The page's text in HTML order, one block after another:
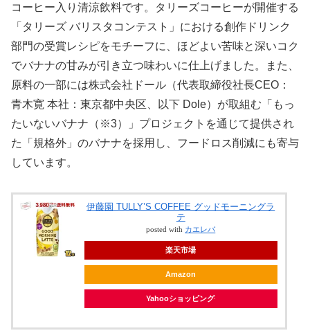
コーヒー入り清涼飲料です。タリーズコーヒーが開催する
「タリーズ バリスタコンテスト」における創作ドリンク
部門の受賞レシピをモチーフに、ほどよい苦味と深いコク
でバナナの甘みが引き立つ味わいに仕上げました。また、
原料の一部には株式会社ドール（代表取締役社長CEO：
青木寛 本社：東京都中央区、以下 Dole）が取組む「もっ
たいないバナナ（※3）」プロジェクトを通じて提供され
た「規格外」のバナナを採用し、フードロス削減にも寄与
しています。
伊藤園 TULLY’S COFFEE グッドモーニングラ
テ
posted with カエレバ
楽天市場
Amazon
Yahooショッピング